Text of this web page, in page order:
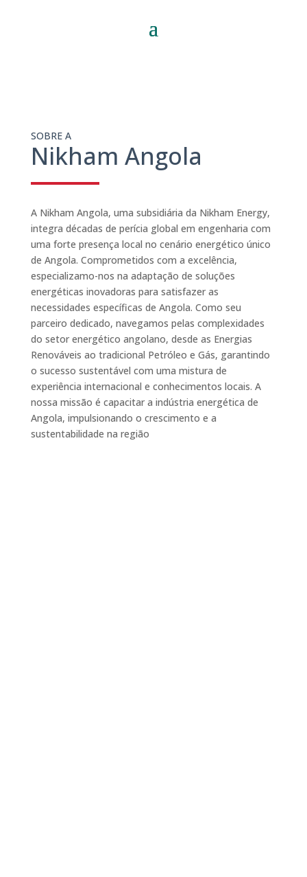
SOBRE A
Nikham Angola
A Nikham Angola, uma subsidiária da Nikham Energy,
integra décadas de perícia global em engenharia com
uma forte presença local no cenário energético único
de Angola. Comprometidos com a excelência,
especializamo-nos na adaptação de soluções
energéticas inovadoras para satisfazer as
necessidades específicas de Angola. Como seu
parceiro dedicado, navegamos pelas complexidades
do setor energético angolano, desde as Energias
Renováveis ao tradicional Petróleo e Gás, garantindo
o sucesso sustentável com uma mistura de
experiência internacional e conhecimentos locais. A
nossa missão é capacitar a indústria energética de
Angola, impulsionando o crescimento e a
sustentabilidade na região